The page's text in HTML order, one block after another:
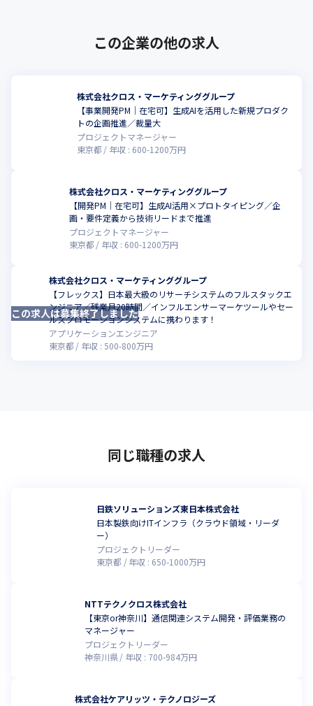
この企業の他の求人
株式会社クロス・マーケティンググループ
【事業開発PM｜在宅可】生成AIを活用した新規プロダク
トの企画推進／裁量大
プロジェクトマネージャー
東京都
年収 : 600-1200万円
株式会社クロス・マーケティンググループ
【開発PM｜在宅可】生成AI活用×プロトタイピング／企
画・要件定義から技術リードまで推進
プロジェクトマネージャー
東京都
年収 : 600-1200万円
株式会社クロス・マーケティンググループ
【フレックス】日本最大級のリサーチシステムのフルスタックエ
ンジニア／残業月20時間／インフルエンサーマーケツールやセー
ルスプロモーションシステムに携わります！
アプリケーションエンジニア
東京都
年収 : 500-800万円
この求人は募集終了しました
同じ職種の求人
日鉄ソリューションズ東日本株式会社
日本製鉄向けITインフラ（クラウド領域・リーダ
ー）
プロジェクトリーダー
東京都
年収 : 650-1000万円
NTTテクノクロス株式会社
【東京or神奈川】通信関連システム開発・評価業務の
マネージャー
プロジェクトリーダー
神奈川県
年収 : 700-984万円
株式会社ケアリッツ・テクノロジーズ